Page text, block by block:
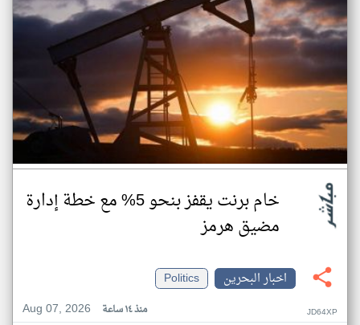
خام برنت يقفز بنحو 5% مع خطة إدارة
مضيق هرمز
اخبار البحرين
Politics
Aug 07, 2026
منذ ١٤ ساعة JD64XP